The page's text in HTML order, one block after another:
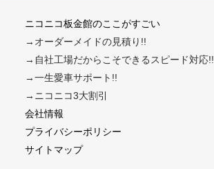
ニコニコ板金館のここがすごい
→オーダーメイドの見積り!!
→自社工場だからこそできるスピード対応!!
→一生愛車サポート!!
→ニコニコ3大割引
会社情報
プライバシーポリシー
サイトマップ